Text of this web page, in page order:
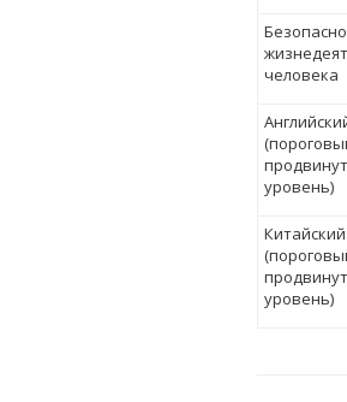
человека
уровень)
уровень)